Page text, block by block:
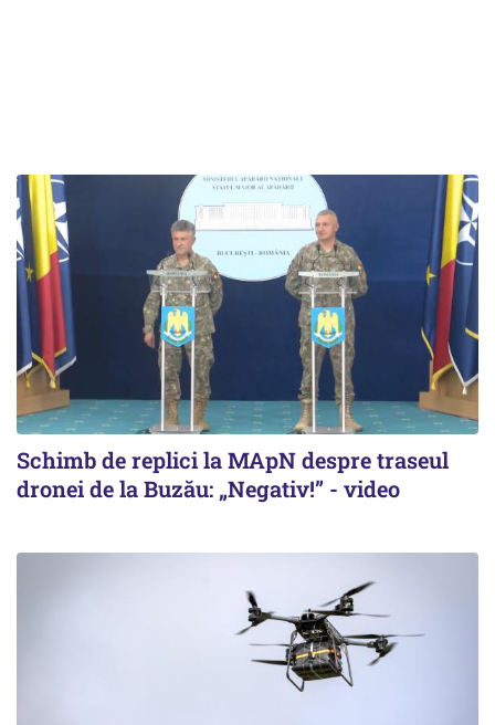
Schimb de replici la MApN despre traseul
dronei de la Buzău: „Negativ!” - video